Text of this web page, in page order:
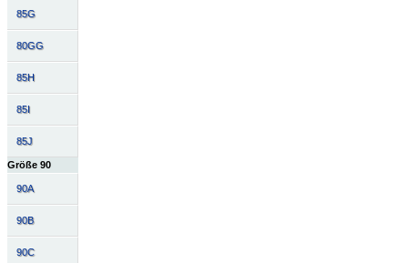
85G
80GG
85H
85I
85J
Größe 90
90A
90B
90C